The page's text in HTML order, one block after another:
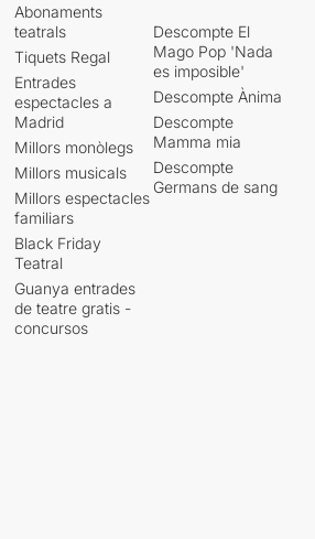
Abonaments
teatrals
Tiquets Regal
Entrades
espectacles a
Madrid
Millors monòlegs
Millors musicals
Millors espectacles
familiars
Black Friday
Teatral
Guanya entrades
de teatre gratis -
concursos
Descompte El
Mago Pop 'Nada
es imposible'
Descompte Ànima
Descompte
Mamma mia
Descompte
Germans de sang